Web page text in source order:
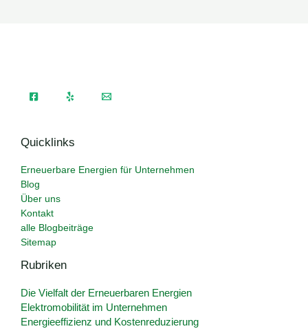
Quicklinks
Erneuerbare Energien für Unternehmen
Blog
Über uns
Kontakt
alle Blogbeiträge
Sitemap
Rubriken
Die Vielfalt der Erneuerbaren Energien
Elektromobilität im Unternehmen
Energieeffizienz und Kostenreduzierung